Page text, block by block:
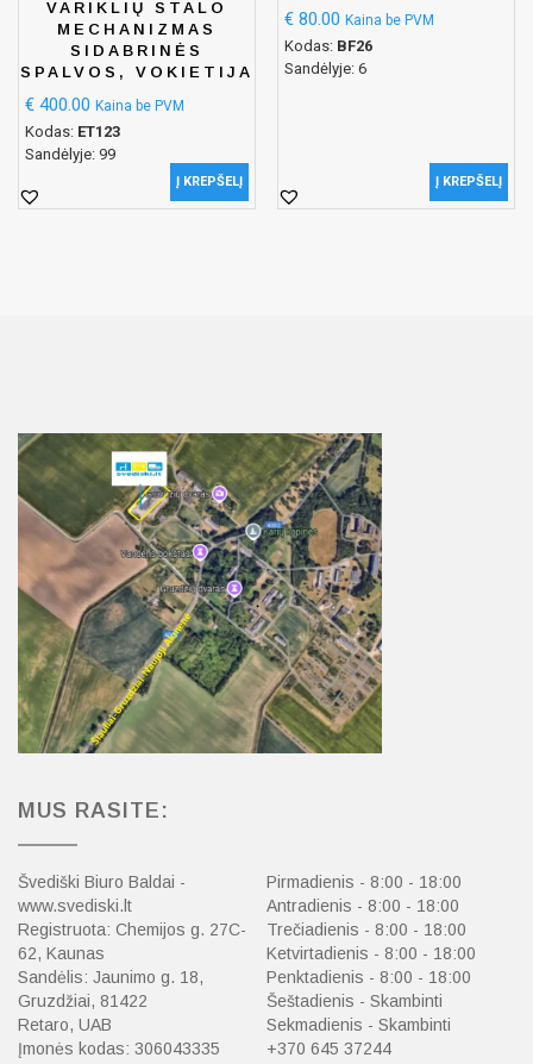
VARIKLIŲ STALO
MECHANIZMAS
SIDABRINĖS
SPALVOS, VOKIETIJA
€ 400.00 Kaina be PVM
Kodas: ET123
Sandėlyje: 99
Į KREPŠELĮ
€ 80.00 Kaina be PVM
Kodas: BF26
Sandėlyje: 6
Į KREPŠELĮ
MUS RASITE:
Švediški Biuro Baldai -
www.svediski.lt
Registruota: Chemijos g. 27C-
62, Kaunas
Sandėlis: Jaunimo g. 18,
Gruzdžiai, 81422
Retaro, UAB
Įmonės kodas: 306043335
Pirmadienis - 8:00 - 18:00
Antradienis - 8:00 - 18:00
Trečiadienis - 8:00 - 18:00
Ketvirtadienis - 8:00 - 18:00
Penktadienis - 8:00 - 18:00
Šeštadienis - Skambinti
Sekmadienis - Skambinti
+370 645 37244